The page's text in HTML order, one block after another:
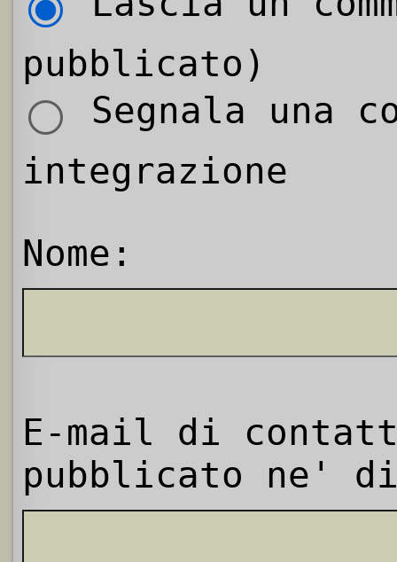
pubblicato)
Segnala una
integrazione
Nome:
E-mail di
pubblicato ne'